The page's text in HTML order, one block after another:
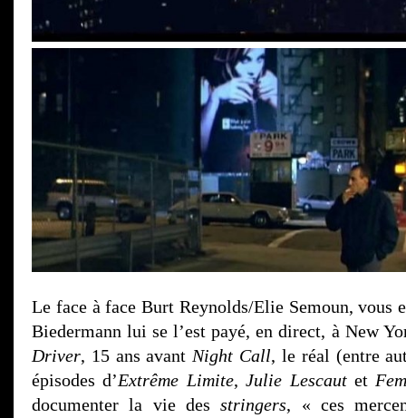
Le face à face Burt Reynolds/Elie Semoun, vous
Biedermann lui se l’est payé, en direct, à New
Driver, 15 ans avant Night Call, le réal (entre
épisodes d’Extrême Limite,Julie Lescautet
documenter la vie desstringers, « ces